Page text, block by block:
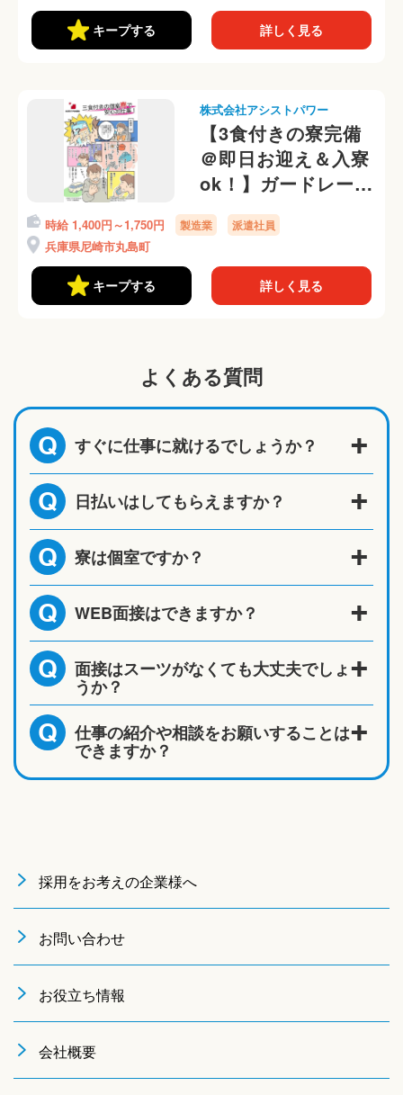
キープする 詳しく見る
株式会社アシストパワー
【3食付きの寮完備
＠即日お迎え＆入寮
ok！】ガードレール
の出荷、梱包作業
勤務初日から日払い
時給 1,400円～1,750円 製造業 派遣社員
兵庫県尼崎市丸島町
キープする 詳しく見る
よくある質問
Q すぐに仕事に就けるでしょうか？
Q 日払いはしてもらえますか？
Q 寮は個室ですか？
Q WEB面接はできますか？
Q 面接はスーツがなくても大丈夫でしょ
うか？
Q 仕事の紹介や相談をお願いすることは
できますか？
採用をお考えの企業様へ
お問い合わせ
お役立ち情報
会社概要